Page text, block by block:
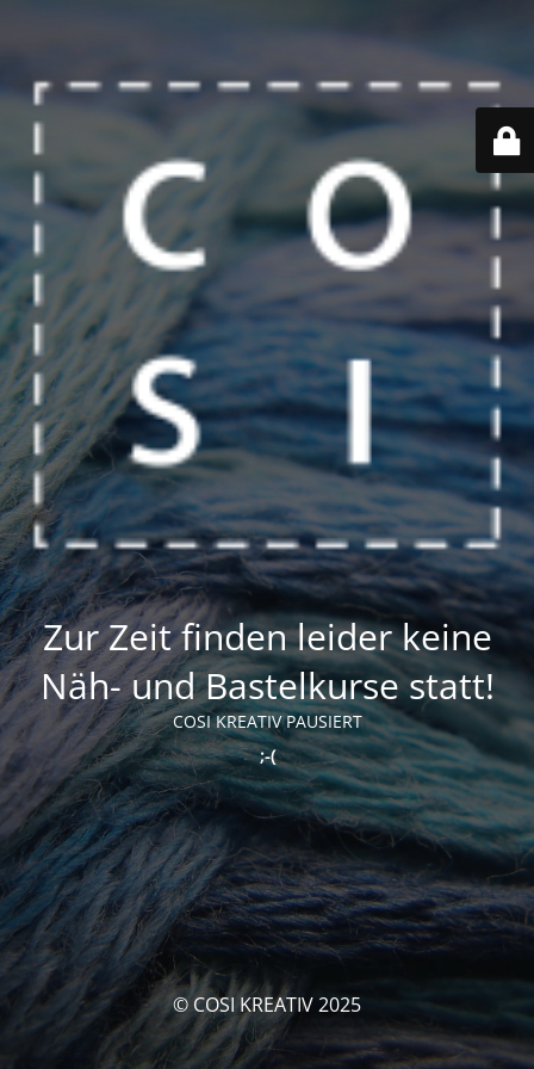
Zur Zeit finden leider keine
Näh- und Bastelkurse statt!
COSI KREATIV PAUSIERT
;-(
© COSI KREATIV 2025